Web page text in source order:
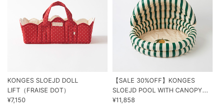
KONGES SLOEJD DOLL
LIFT（FRAISE DOT）
¥7,150
【SALE 30%OFF】KONGES
SLOEJD POOL WITH CANOPY...
¥11,858